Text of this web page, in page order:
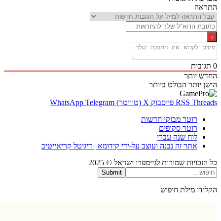
יותר
יותר הבולט ביותר
RSS פייסבוק X (טוויטר) WhatsApp Telegram
רוטר מבזקי חדשות
רוטר סקופים
לוח שנה עברי
אתר זה נבנה ועוצב על-ידי קידומא | דיגיטל קריאייטיב
שמורות לגיימפרו ישראל © 2025
Submit
מילת חיפוש